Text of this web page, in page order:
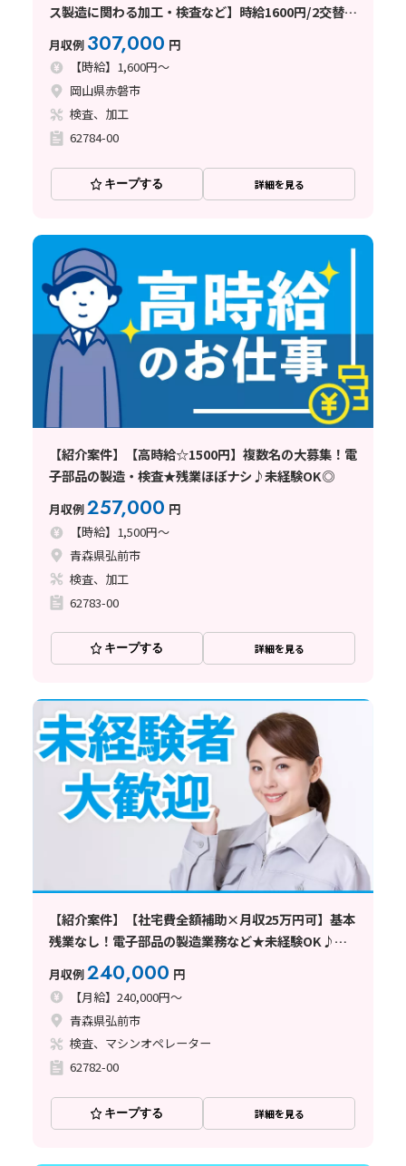
ス製造に関わる加工・検査など】時給1600円/2交替/
岡山県赤磐市釣井/土日祝休み/残業少なめ/即入寮OK/
年間最大72円の定着祝金で実質寮費
月収例 307,000 円
【時給】1,600円～
岡山県赤磐市
検査、加工
62784-00
キープする 詳細を見る
【紹介案件】【高時給☆1500円】複数名の大募集！電
子部品の製造・検査★残業ほぼナシ♪未経験OK◎
月収例257,000 円
【時給】1,500円～
青森県弘前市
検査、加工
62783-00
キープする 詳細を見る
【紹介案件】【社宅費全額補助×月収25万円可】基本
残業なし！電子部品の製造業務など★未経験OK♪車
月収例240,000 円
【月給】240,000円～
青森県弘前市
検査、マシンオペレーター
62782-00
キープする 詳細を見る